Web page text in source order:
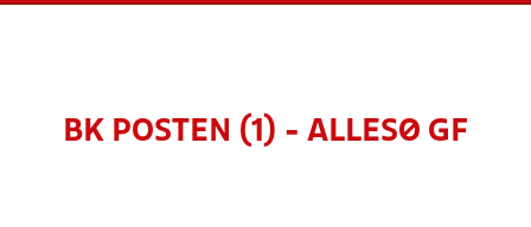
BK POSTEN (1) - ALLESØ GF